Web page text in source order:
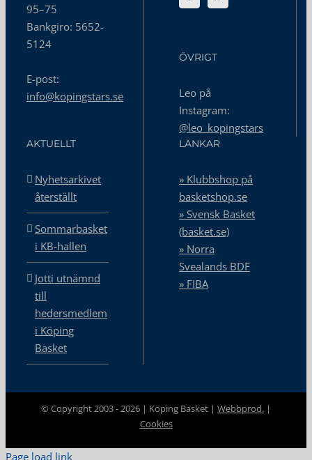
95–75
Bankgiro: 5652-
5124
E-post:
info@kopingstars.se
ÖVRIGT
Leo på
Instagram:
@leo_kopingstars
AKTUELLT
Nyhetsarkivet
återställt
Sommarbasket
i KB-hallen
Jotti utnämnd
till
hedersmedlem
i Köping
Basket
LÄNKAR
» Klubbshop på
basketshop.se
» Svensk Basket
(basket.se)
» Norra
Svealands BDF
» FIBA
© Copyright 2003 -2026 | Köping Basket | Webbprod. |
Cookies
Page load link